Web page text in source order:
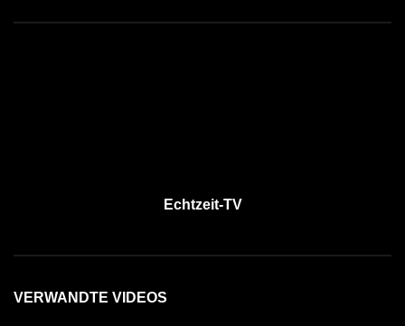
Echtzeit-TV
VERWANDTE VIDEOS